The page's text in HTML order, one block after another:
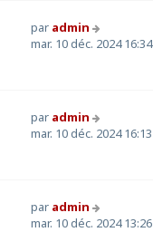
par admin
mar. 10 déc. 2024 16:34
par admin
mar. 10 déc. 2024 16:13
par admin
mar. 10 déc. 2024 13:26